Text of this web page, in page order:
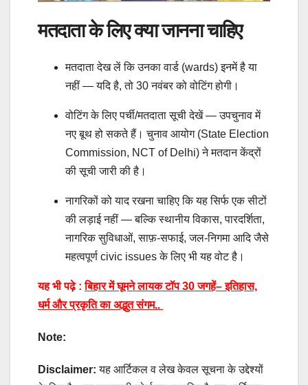
मतदाता के लिए क्या जानना चाहिए
मतदाता देख लें कि उनका वार्ड (wards) इनमें है या
नहीं — यदि है, तो 30 नवंबर को वोटिंग होगी।
वोटिंग के लिए पर्ची/मतदाता सूची देखें — उपचुनाव में
नए बूथ हो सकते हैं। चुनाव आयोग (State Election
Commission, NCT of Delhi) ने मतदान केंद्रों
की सूची जारी की है।
नागरिकों को याद रखना चाहिए कि यह सिर्फ एक सीटों
की लड़ाई नहीं — बल्कि स्थानीय विकास, पारदर्शिता,
नागरिक सुविधाओं, साफ़-सफाई, जल-निगमा आदि जैसे
महत्वपूर्ण civic issues के लिए भी यह वोट है।
यह भी पढ़े :बिहार में घूमने लायक टॉप 30 जगहें– इतिहास,
धर्म और प्रकृति का अद्भुत संगम..
Note:
Disclaimer: यह आर्टिकल व लेख केवल सूचना के उद्देश्यों